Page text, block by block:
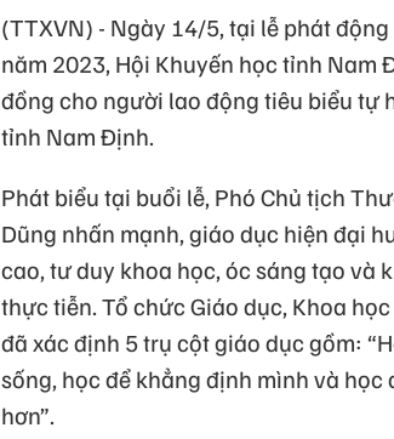
(TTXVN) - Ngày 14/5, tại lễ phát
năm 2023, Hội Khuyến học tỉnh Nam
đồng cho người lao động tiêu biểu tự
tỉnh Nam Định.
Phát biểu tại buổi lễ, Phó Chủ tịch
Dũng nhấn mạnh, giáo dục hiện đại
cao, tư duy khoa học, óc sáng tạo và
thực tiễn. Tổ chức Giáo dục, Khoa
đã xác định 5 trụ cột giáo dục gồm:
sống, học để khẳng định mình và
hơn”.